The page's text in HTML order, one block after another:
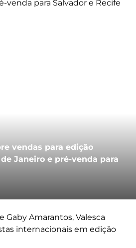
vendas para edição
Janeiro e pré-venda para